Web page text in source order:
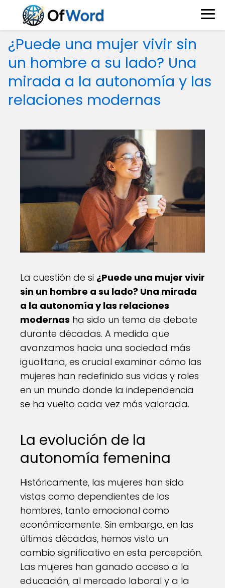
¿Puede una mujer vivir sin
un hombre a su lado? Una
mirada a la autonomía y las
relaciones modernas
La cuestión de si ¿Puede una mujer vivir
sin un hombre a su lado? Una mirada
a la autonomía y las relaciones
modernas ha sido un tema de debate
durante décadas. A medida que
avanzamos hacia una sociedad más
igualitaria, es crucial examinar cómo las
mujeres han redefinido sus vidas y roles
en un mundo donde la independencia
se ha vuelto cada vez más valorada.
La evolución de la
autonomía femenina
Históricamente, las mujeres han sido
vistas como dependientes de los
hombres, tanto emocional como
económicamente. Sin embargo, en las
últimas décadas, hemos visto un
cambio significativo en esta percepción.
Las mujeres han ganado acceso a la
educación, al mercado laboral y a la